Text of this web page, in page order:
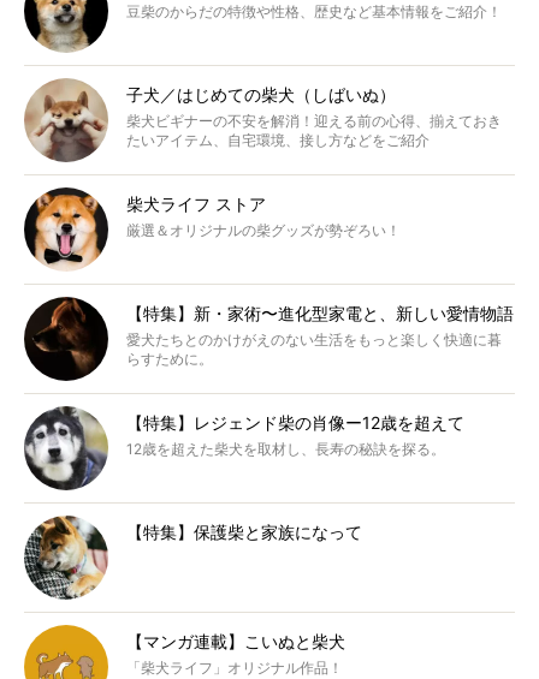
豆柴のからだの特徴や性格、歴史など基本情報をご紹介！
子犬／はじめての柴犬（しばいぬ）
柴犬ビギナーの不安を解消！迎える前の心得、揃えておき
たいアイテム、自宅環境、接し方などをご紹介
柴犬ライフ ストア
厳選＆オリジナルの柴グッズが勢ぞろい！
【特集】新・家術〜進化型家電と、新しい愛情物語
愛犬たちとのかけがえのない生活をもっと楽しく快適に暮
らすために。
【特集】レジェンド柴の肖像ー12歳を超えて
12歳を超えた柴犬を取材し、長寿の秘訣を探る。
【特集】保護柴と家族になって
【マンガ連載】こいぬと柴犬
「柴犬ライフ」オリジナル作品！